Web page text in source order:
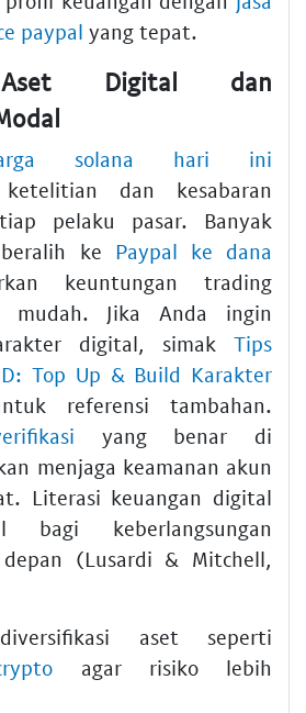
paypal yang tepat.
Digital dan
solana hari ini
ketelitian dan kesabaran
pelaku pasar. Banyak
ke Paypal ke dana
keuntungan trading
mudah. Jika Anda ingin
digital, simak Tips
Top Up & Build Karakter
referensi tambahan.
yang benar di
menjaga keamanan akun
Literasi keuangan digital
bagi keberlangsungan
(Lusardi & Mitchell,
aset seperti
agar risiko lebih